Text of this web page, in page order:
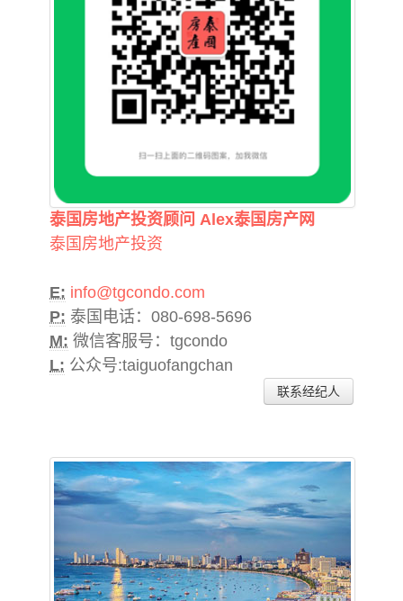
泰国房地产投资顾问 Alex泰国房产网
泰国房地产投资
E: info@tgcondo.com
P: 泰国电话：080-698-5696
M: 微信客服号：tgcondo
L: 公众号:taiguofangchan
联系经纪人